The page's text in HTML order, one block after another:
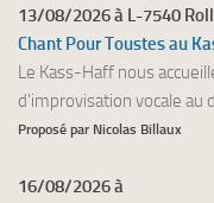
13/08/2026 à L-7540
Chant Pour Toustes au
Le Kass-Haff nous
d'improvisation vocale au
Proposé par Nicolas Billaux
16/08/2026 à